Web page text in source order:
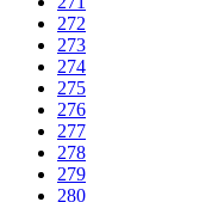
272
273
274
275
276
277
278
279
280